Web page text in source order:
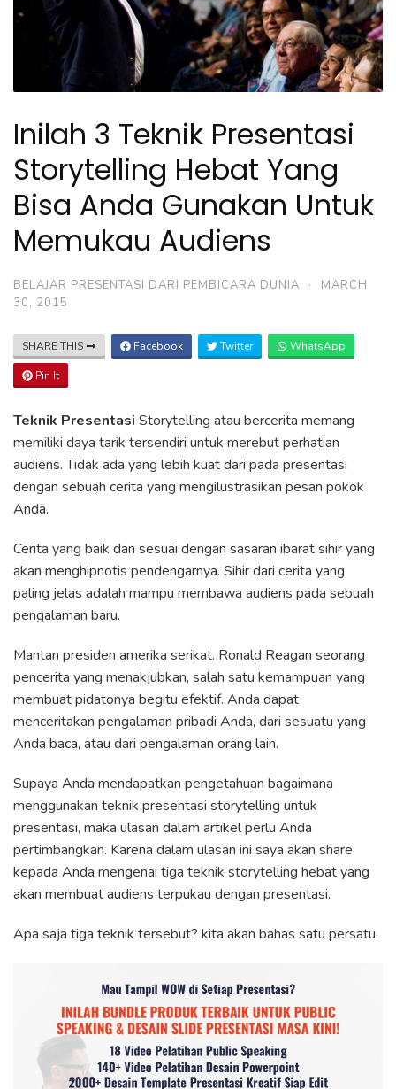
Inilah 3 Teknik Presentasi
Storytelling Hebat Yang
Bisa Anda Gunakan Untuk
Memukau Audiens
BELAJAR PRESENTASI DARI PEMBICARA DUNIA ·
MARCH
30, 2015
SHARE THIS Facebook Twitter WhatsApp
Pin It
Teknik Presentasi Storytelling atau bercerita memang
memiliki daya tarik tersendiri untuk merebut perhatian
audiens. Tidak ada yang lebih kuat dari pada presentasi
dengan sebuah cerita yang mengilustrasikan pesan pokok
Anda.
Cerita yang baik dan sesuai dengan sasaran ibarat sihir yang
akan menghipnotis pendengarnya. Sihir dari cerita yang
paling jelas adalah mampu membawa audiens pada sebuah
pengalaman baru.
Mantan presiden amerika serikat. Ronald Reagan seorang
pencerita yang menakjubkan, salah satu kemampuan yang
membuat pidatonya begitu efektif. Anda dapat
menceritakan pengalaman pribadi Anda, dari sesuatu yang
Anda baca, atau dari pengalaman orang lain.
Supaya Anda mendapatkan pengetahuan bagaimana
menggunakan teknik presentasi storytelling untuk
presentasi, maka ulasan dalam artikel perlu Anda
pertimbangkan. Karena dalam ulasan ini saya akan share
kepada Anda mengenai tiga teknik storytelling hebat yang
akan membuat audiens terpukau dengan presentasi.
Apa saja tiga teknik tersebut? kita akan bahas satu persatu.